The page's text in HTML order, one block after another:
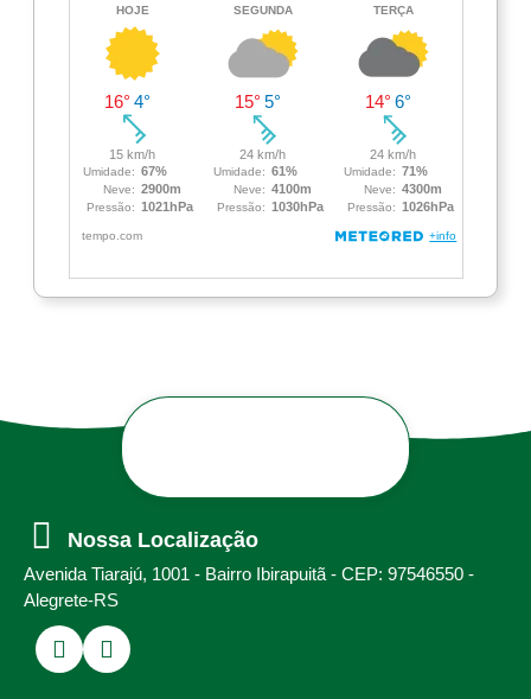
Nossa Localização
Avenida Tiarajú, 1001 - Bairro Ibirapuitã - CEP: 97546550 -
Alegrete-RS